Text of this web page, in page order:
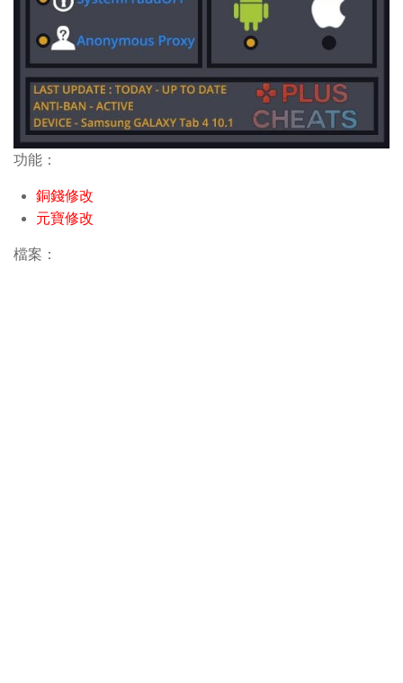
功能：
銅錢修改
元寶修改
檔案：